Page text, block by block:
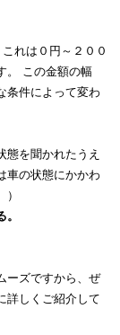
れは０円～２００
。 この金額の幅
条件によって変わ
態を聞かれたうえ
車の状態にかかわ
ーズですから、ぜ
詳しくご紹介して